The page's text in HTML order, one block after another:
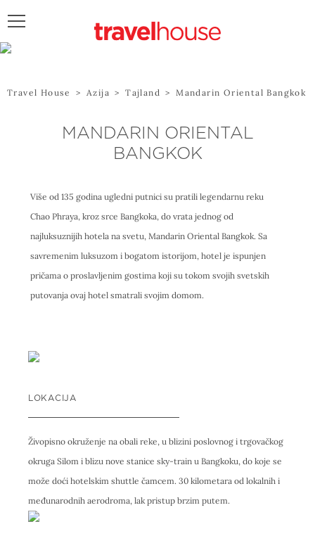
Travel House > Azija > Tajland > Mandarin Oriental Bangkok
MANDARIN ORIENTAL
BANGKOK
Više od 135 godina ugledni putnici su pratili legendarnu reku
Chao Phraya, kroz srce Bangkoka, do vrata jednog od
najluksuznijih hotela na svetu, Mandarin Oriental Bangkok. Sa
savremenim luksuzom i bogatom istorijom, hotel je ispunjen
pričama o proslavljenim gostima koji su tokom svojih svetskih
putovanja ovaj hotel smatrali svojim domom.
LOKACIJA
Živopisno okruženje na obali reke, u blizini poslovnog i trgovačkog
okruga Silom i blizu nove stanice sky-train u Bangkoku, do koje se
može doći hotelskim shuttle čamcem. 30 kilometara od lokalnih i
međunarodnih aerodroma, lak pristup brzim putem.